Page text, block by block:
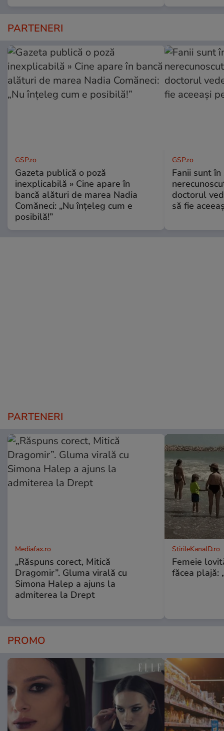
PARTENERI
GSP.ro
Gazeta publică o poză
inexplicabilă » Cine apare în
bancă alături de marea Nadia
Comăneci: „Nu înțeleg cum e
posibilă!”
GSP.ro
Fanii sunt în
doctorul
să fie
PARTENERI
Mediafax.ro
„Răspuns corect, Mitică
Dragomir”. Gluma virală cu
Simona Halep a ajuns la
admiterea la Drept
StirileKanalD.ro
Femeie
făcea plajă:
PROMO